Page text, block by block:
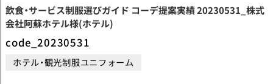
飲食・サービス制服選びガイド コーデ提案実績 20230531_株式
会社阿蘇ホテル様(ホテル)
code_20230531
ホテル・観光制服ユニフォーム